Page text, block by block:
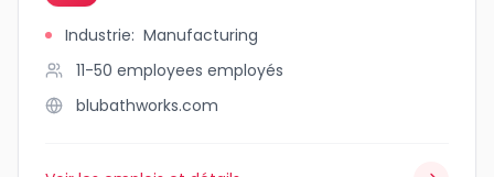
Industrie: Manufacturing
11-50 employees employés
blubathworks.com